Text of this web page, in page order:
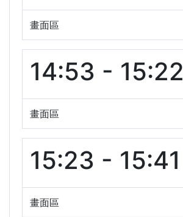
畫面區
14:53 - 15:22
畫面區
15:23 - 15:41
畫面區